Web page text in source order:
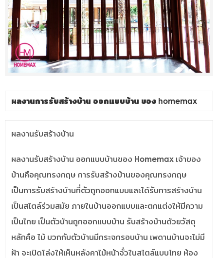
ผลงานการรับสร้างบ้าน ออกแบบบ้าน ของ homemax
ผลงานรับสร้างบ้าน
ผลงานรับสร้างบ้าน ออกแบบบ้านของ Homemax เจ้าของ
บ้านคือคุณทรงกฤษ การรับสร้างบ้านของคุณทรงกฤษ
เป็นการรับสร้างบ้านที่ตัวถูกออกแบบและได้รับการสร้างบ้าน
เป็นสไตล์ร่วมสมัย ภายในบ้านออกแบบและตกแต่งให้มีความ
เป็นไทย เป็นตัวบ้านถูกออกแบบบ้าน รับสร้างบ้านด้วยวัสดุ
หลักคือ ไม้ บวกกับตัวบ้านมีกระจกรอบบ้าน เพดานบ้านจะไม่มี
ฝ้า จะเปิดโล่งให้เห็นหลังคาไม้หน้าจั่วในสไตล์แบบไทย ห้อง